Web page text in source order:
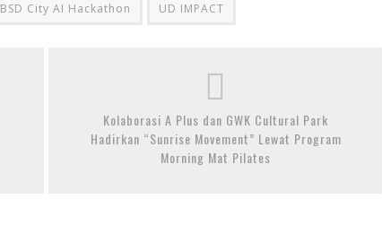
BSD City AI Hackathon UD IMPACT
Kolaborasi A Plus dan GWK Cultural Park
Hadirkan “Sunrise Movement” Lewat Program
Morning Mat Pilates